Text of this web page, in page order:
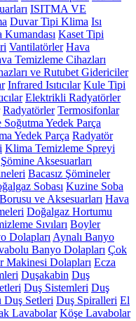
ISITMA VE
Duvar Tipi Klima Isı
Kaset Tipi
Vantilatörler Hava
Temizleme Cihazları
ve Rutubet Gidericiler
Infrared Isıtıcılar Kule Tipi
Elektrikli Radyatörler
Radyatörler Termosifonlar
Soğutma Yedek Parça
Yedek Parça Radyatör
Klima Temizleme Spreyi
Şömine Aksesuarları
Bacasız Şömineler
Sobası Kuzine Soba
ve Aksesuarları Hava
Doğalgaz Hortumu
Sıvıları Boyler
Dolapları Aynalı Banyo
Banyo Dolapları Çok
Makinesi Dolapları Ecza
Duşakabin Duş
Duş Sistemleri Duş
Duş Setleri Duş Spiralleri El
Lavabolar Köşe Lavabolar